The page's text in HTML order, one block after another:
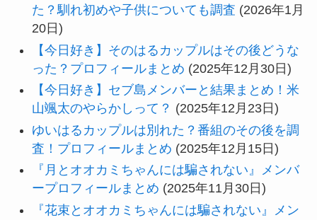
た？馴れ初めや子供についても調査 (2026年1月
20日)
【今日好き】そのはるカップルはその後どうな
った？プロフィールまとめ (2025年12月30日)
【今日好き】セブ島メンバーと結果まとめ！米
山颯太のやらかしって？ (2025年12月23日)
ゆいはるカップルは別れた？番組のその後を調
査！プロフィールまとめ (2025年12月15日)
『月とオオカミちゃんには騙されない』メンバ
ープロフィールまとめ (2025年11月30日)
『花束とオオカミちゃんには騙されない』メン